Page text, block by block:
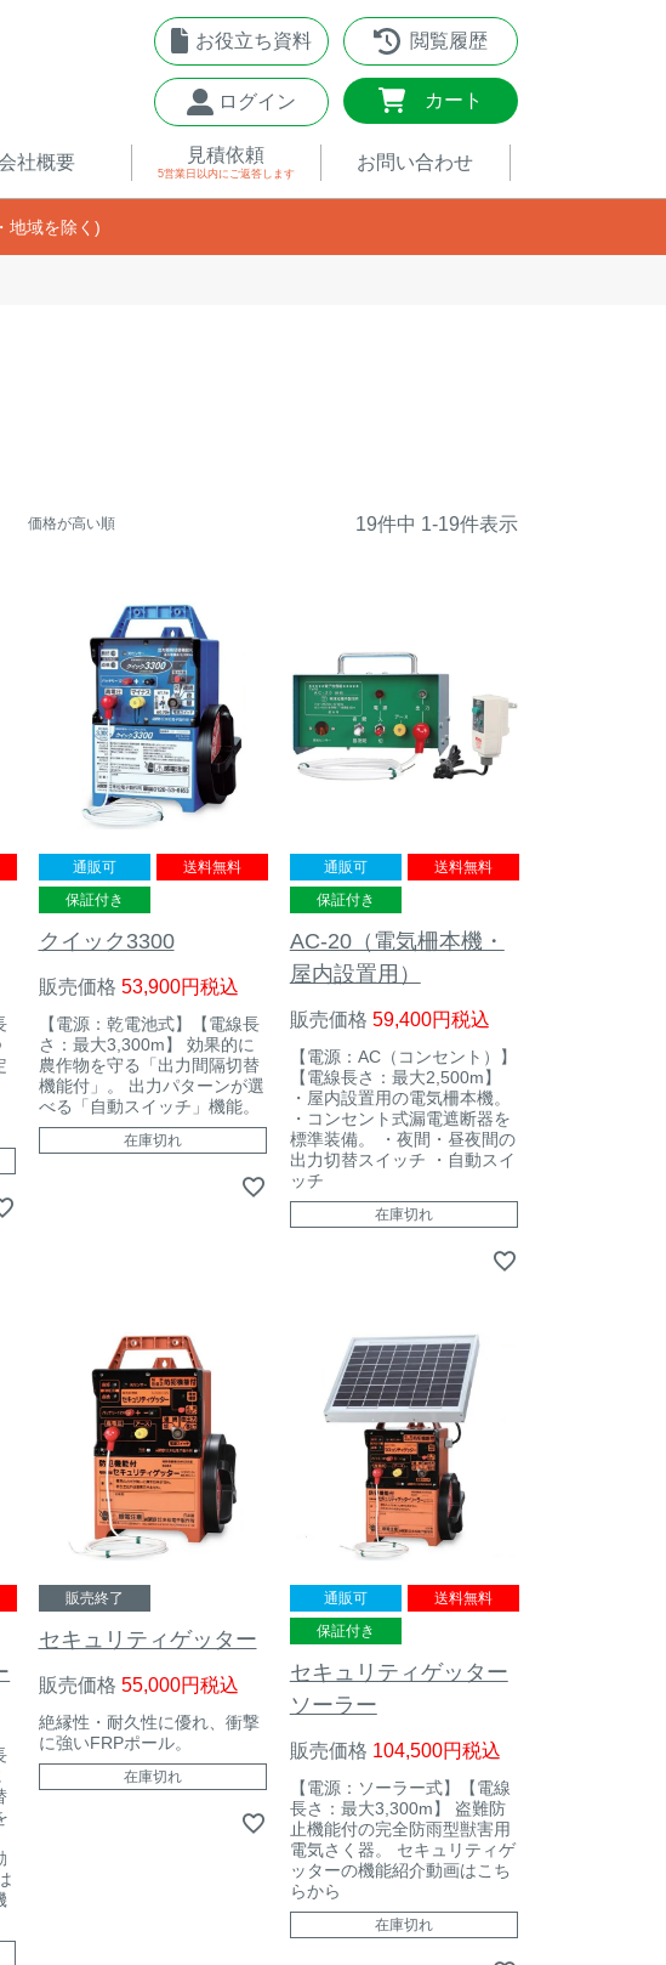
お役立ち資料 閲覧履歴
ログイン カート
社概要 見積依頼
5営業日以内 にご返答します
お問い合わせ
地域を除く)
価格が高い順 19件中 1-19件表示
通販可
送料無料
保証付き
クイック3300
販売価格 53,900 税込
【電源：乾電池式】【電線長
さ：最大3,300m】 効果的に
農作物を守る「出力間隔切替
機能付」。 出力パターンが選
べる「自動スイッチ」機能。
在庫切れ
通販可
送料無料
保証付き
AC-20（電気柵本機・
屋内設置用）
販売価格 59,400 税込
【電源：AC（コンセント）】
【電線長さ：最大2,500m】
・屋内設置用の電気柵本機。
・コンセント式漏電遮断器を
標準装備。 ・夜間・昼夜間の
出力切替スイッチ ・自動スイ
ッチ
在庫切れ
販売終了
セキュリティゲッター
販売価格 55,000 税込
絶縁性・耐久性に優れ、衝撃
に強いFRPポール。
在庫切れ
通販可
送料無料
保証付き
セキュリティゲッター
ソーラー
販売価格 104,500 税込
【電源：ソーラー式】【電線
長さ：最大3,300m】 盗難防
止機能付の完全防雨型獣害用
電気さく器。 セキュリティゲ
ッターの機能紹介動画はこち
らから
在庫切れ